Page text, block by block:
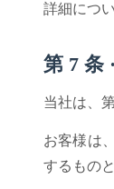
詳細につ
第 7 条
当社は、
お客様は
するもの